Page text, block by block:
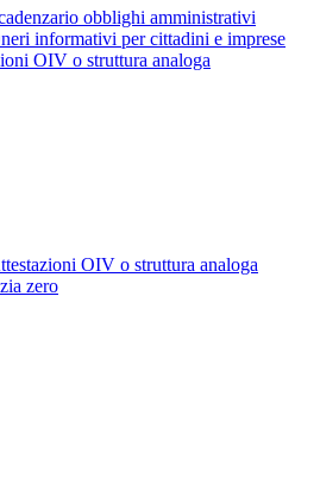
obblighi amministrativi
informativi per cittadini e imprese
OIV o struttura analoga
OIV o struttura analoga
zero